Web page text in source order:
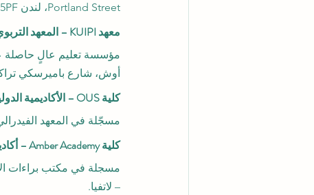
Portland Street، لندن W1W 5PF – المملكة المتحدة.
معهد KUIPI – المعهد التربوي الدولي القيرغيزي-الأوزبكي
مؤسسة تعليم عالٍ
أوش، شارع باميرسكي تراكت، 1
كلية OUS – الأكاديمية الدولية في سويسرا®
مسجّلة في المعهد
كلية Amber Academy – أكاديمية أمبر (لاتفيا)
مسجلة في مكتب براءات
– لاتفيا.